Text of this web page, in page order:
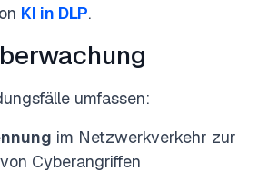
KI in DLP.
umfassen:
im Netzwerkverkehr zur
Cyberangriffen